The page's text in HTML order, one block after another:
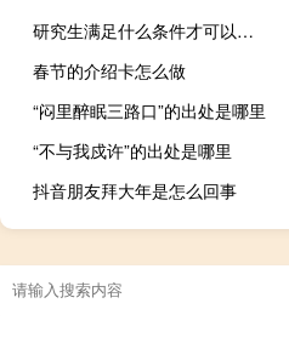
研究生满足什么条件才可以调剂
春节的介绍卡怎么做
“闷里醉眠三路口”的出处是哪里
“不与我戍许”的出处是哪里
抖音朋友拜大年是怎么回事